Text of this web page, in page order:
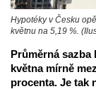
Hypotéky v Česku
květnu na 5,19 %.
Průměrná
května mírně
procenta. Je tak